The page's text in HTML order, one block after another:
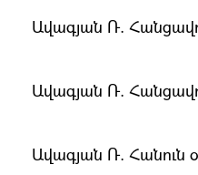
Ավագյան Ռ.
Ավագյան Ռ.
Ավագյան Ռ. Հանուն